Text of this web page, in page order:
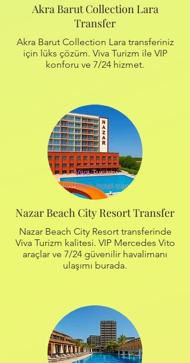
Akra Barut Collection Lara
Transfer
Akra Barut Collection Lara transferiniz
için lüks çözüm. Viva Turizm ile VIP
konforu ve 7/24 hizmet.
Nazar Beach City Resort Transfer
Nazar Beach City Resort transferinde
Viva Turizm kalitesi. VIP Mercedes Vito
araçlar ve 7/24 güvenilir havalimanı
ulaşımı burada.